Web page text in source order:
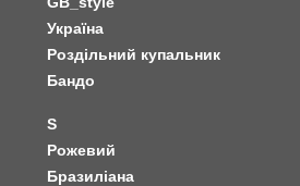
Україна
Роздільний купальник
Бандо
S
Рожевий
Бразиліана